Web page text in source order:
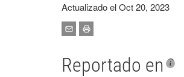
Actualizado el Oct 20, 2023
Reportado en